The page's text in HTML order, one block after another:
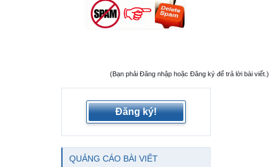
(Bạn phải Đăng nhập hoặc Đăng ký để trả lời bài viết.)
Đăng ký!
QUẢNG CÁO BÀI VIẾT